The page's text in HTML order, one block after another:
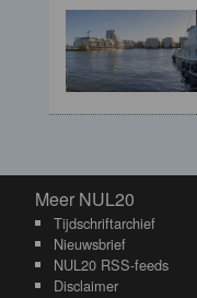
Meer NUL20
Meer NUL20
Tijdschriftarchief
Nieuwsbrief
NUL20 RSS-feeds
Disclaimer